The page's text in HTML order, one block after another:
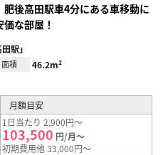
肥後高田駅車4分にある車移動に
な部屋！
駅」
面積 46.2m²
月額目安
1日当たり 2,900円～
103,500 円/月～
初期費用他 33,000円～